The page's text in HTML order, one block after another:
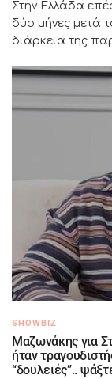
Στην Ελλάδα
δύο μήνες μετά
διάρκεια της
SHOWBIZ
Μαζωνάκης για
ήταν
“δουλειές”..